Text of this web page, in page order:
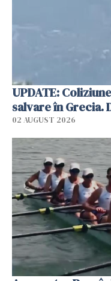
UPDATE:
salvare în Grecia.
02 AUGUST 2026